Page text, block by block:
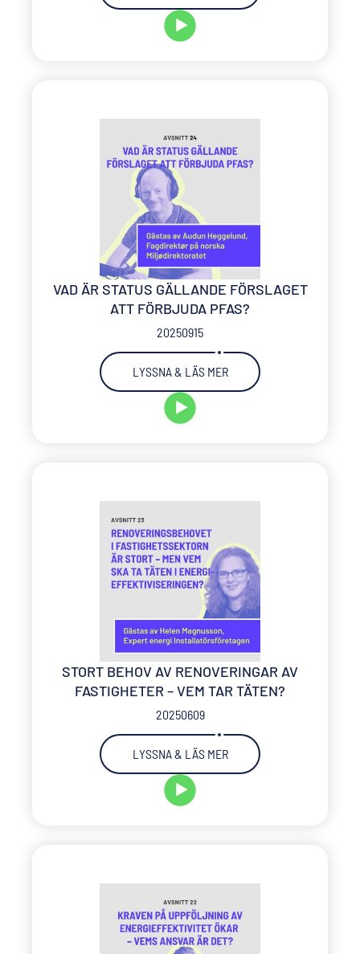
VAD ÄR STATUS GÄLLANDE FÖRSLAGET
ATT FÖRBJUDA PFAS?
20250915
LYSSNA & LÄS MER
STORT BEHOV AV RENOVERINGAR AV
FASTIGHETER – VEM TAR TÄTEN?
20250609
LYSSNA & LÄS MER